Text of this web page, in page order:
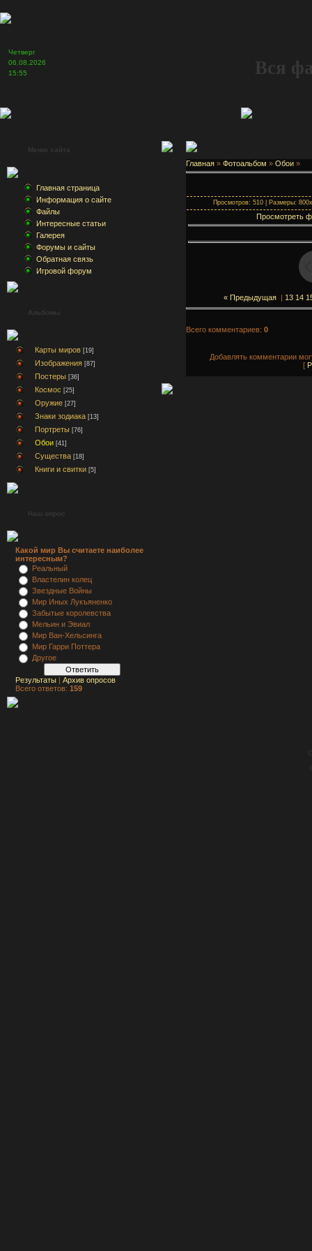
Четверг
06.08.2026
15:55
Вся
Меню сайта
Главная страница
Информация о сайте
Файлы
Интересные статьи
Галерея
Форумы и сайты
Обратная связь
Игровой форум
Альбомы
Карты миров [19]
Изображения [87]
Постеры [36]
Космос [25]
Оружие [27]
Знаки зодиака [13]
Портреты [76]
Обои [41]
Существа [18]
Книги и свитки [5]
Наш опрос
Какой мир Вы считаете наиболее
интересным?
Реальный
Властелин колец
Звездные Войны
Мир Иных Лукъяненко
Забытые королевства
Мельин и Эвиал
Мир Ван-Хельсинга
Мир Гарри Поттера
Другое
Результаты | Архив опросов
Всего ответов: 159
Главная » Фотоальбом » Обои »
Просмотров: 510 | Размеры:
Просмотреть
« Предыдущая | 13 14
Всего комментариев: 0
Добавлять комментарии
[